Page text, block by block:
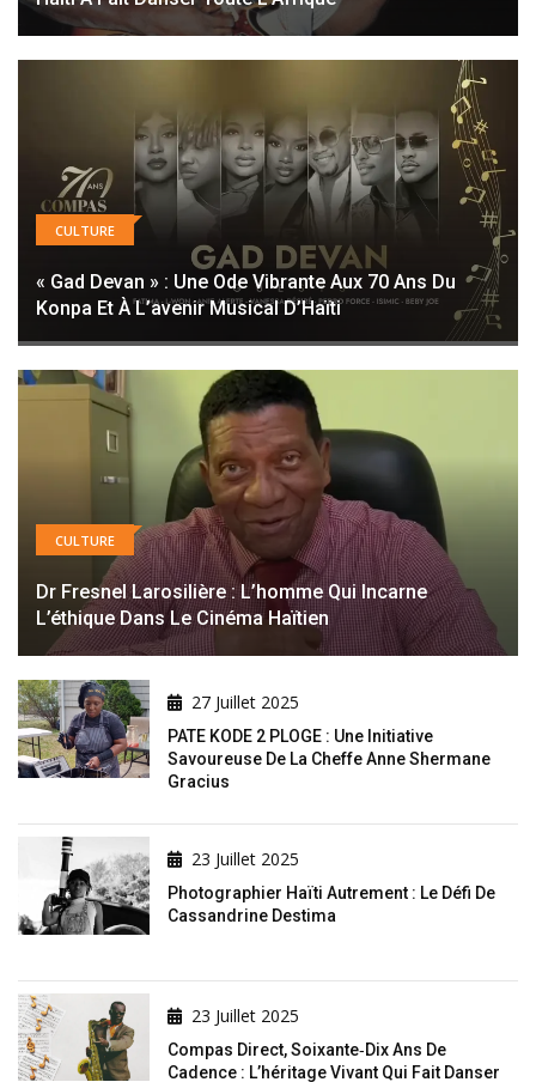
CULTURE
« Gad Devan » : Une Ode Vibrante Aux 70 Ans Du
Konpa Et À L’avenir Musical D’Haïti
CULTURE
Dr Fresnel Larosilière : L’homme Qui Incarne
L’éthique Dans Le Cinéma Haïtien
27 Juillet 2025
PATE KODE 2 PLOGE : Une Initiative
Savoureuse De La Cheffe Anne Shermane
Gracius
23 Juillet 2025
Photographier Haïti Autrement : Le Défi De
Cassandrine Destima
23 Juillet 2025
Compas Direct, Soixante‑dix Ans De
Cadence : L’héritage Vivant Qui Fait Danser